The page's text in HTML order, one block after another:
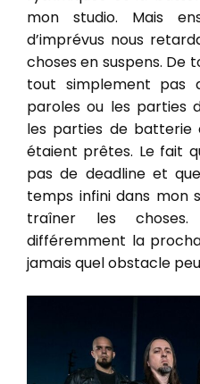
mon studio. Mais
d’imprévus nous
choses en suspens. De
tout simplement pas
paroles ou les parties
les parties de batterie
étaient prêtes. Le fait
pas de deadline et
temps infini dans mon
traîner les choses.
différemment la
jamais quel obstacle